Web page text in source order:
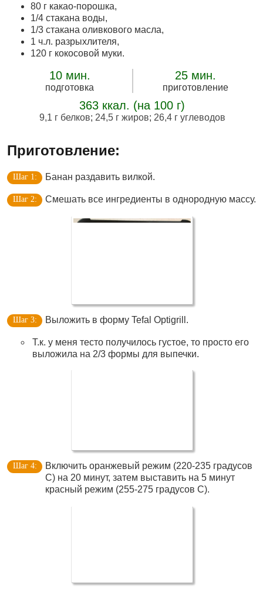
80 г какао-порошка,
1/4 стакана воды,
1/3 стакана оливкового масла,
1 ч.л. разрыхлителя,
120 г кокосовой муки.
10 мин.
подготовка
25 мин.
приготовление
363 ккал. (на 100 г)
9,1 г белков; 24,5 г жиров; 26,4 г углеводов
Приготовление:
Банан раздавить вилкой.
Смешать все ингредиенты в однородную массу.
Выложить в форму Tefal Optigrill.
Т.к. у меня тесто получилось густое, то просто его
выложила на 2/3 формы для выпечки.
Включить оранжевый режим (220-235 градусов
С) на 20 минут, затем выставить на 5 минут
красный режим (255-275 градусов С).